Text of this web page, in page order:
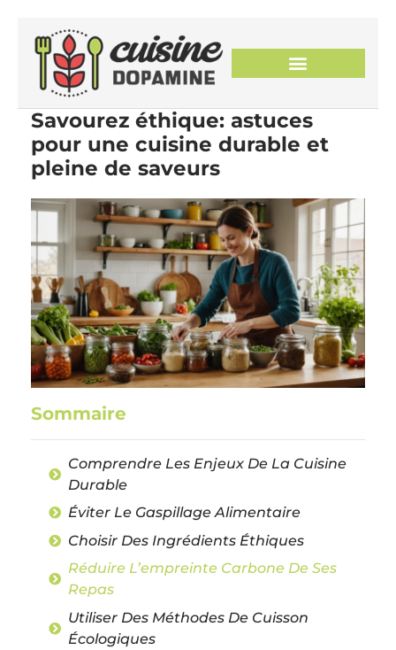
Savourez éthique: astuces
pour une cuisine durable et
pleine de saveurs
Sommaire
Comprendre Les Enjeux De La Cuisine
Durable
Éviter Le Gaspillage Alimentaire
Choisir Des Ingrédients Éthiques
Réduire L’empreinte Carbone De Ses
Repas
Utiliser Des Méthodes De Cuisson
Écologiques